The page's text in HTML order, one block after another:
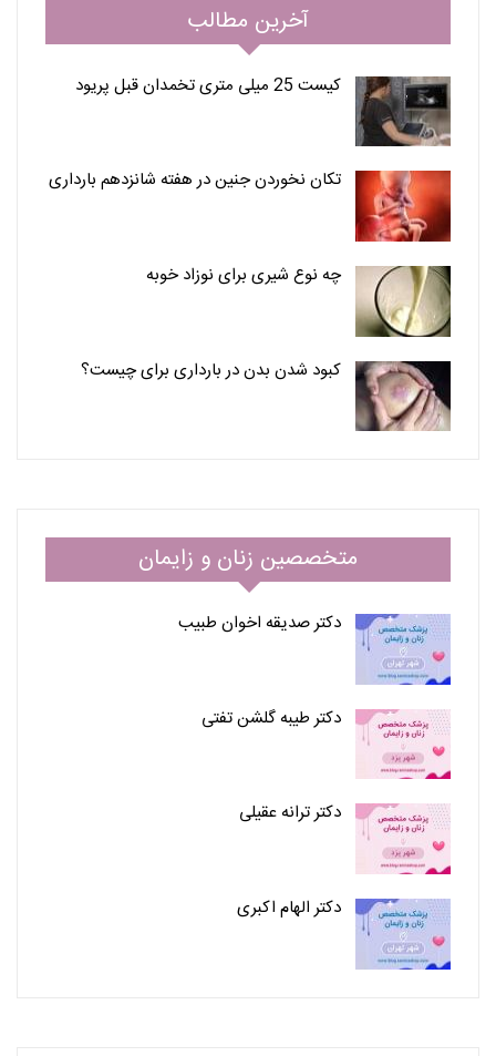
آخرین مطالب
کیست 25 میلی متری تخمدان قبل پریود
تکان نخوردن جنین در هفته شانزدهم بارداری
چه نوع شیری برای نوزاد خوبه
کبود شدن بدن در بارداری برای چیست؟
متخصصین زنان و زایمان
دکتر صدیقه اخوان طبیب
دکتر طیبه گلشن تفتی
دکتر ترانه عقیلی
دکتر الهام اکبری